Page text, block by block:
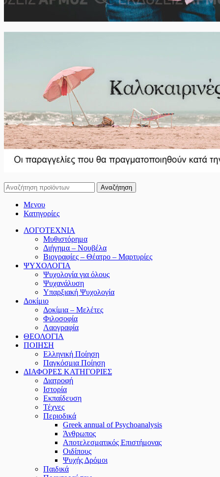
Αναζήτηση
Μενου
Κατηγορίες
ΛΟΓΟΤΕΧΝΙΑ
Μυθιστόρημα
Διήγημα – Νουβέλα
Βιογραφίες – Θέατρο – Μαρτυρίες
ΨΥΧΟΛΟΓΙΑ
Ψυχολογία για όλους
Ψυχανάλυση
Υπαρξιακή Ψυχολογία
Δοκίμιο
Δοκίμια – Μελέτες
Φιλοσοφία
Λαογραφία
ΘΕΟΛΟΓΙΑ
ΠΟΙΗΣΗ
Ελληνική Ποίηση
Παγκόσμια Ποίηση
ΔΙΑΦΟΡΕΣ ΚΑΤΗΓΟΡΙΕΣ
Διατροφή
Ιστορία
Εκπαίδευση
Τέχνες
Περιοδικά
Greek annual of Psychoanalysis
Άνθρωπος
Αποτελεσματικός Επιστήμονας
Οιδίπους
Ψυχής Δρόμοι
Παιδικά